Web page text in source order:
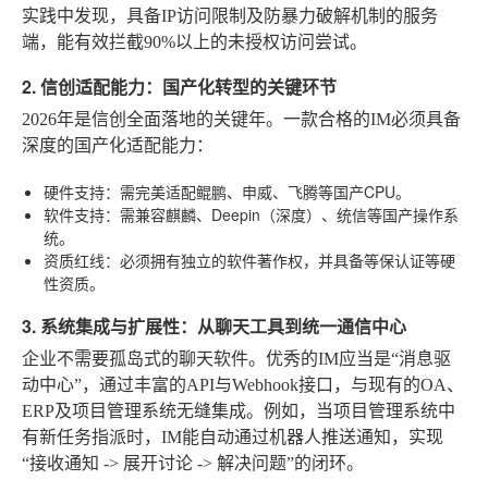
实践中发现，具备IP访问限制及防暴力破解机制的服务
端，能有效拦截90%以上的未授权访问尝试。
2. 信创适配能力：国产化转型的关键环节
2026年是信创全面落地的关键年。一款合格的IM必须具备
深度的国产化适配能力：
硬件支持：需完美适配鲲鹏、申威、飞腾等国产CPU。
软件支持：需兼容麒麟、Deepin（深度）、统信等国产操作系
统。
资质红线：必须拥有独立的软件著作权，并具备等保认证等硬
性资质。
3. 系统集成与扩展性：从聊天工具到统一通信中心
企业不需要孤岛式的聊天软件。优秀的IM应当是“消息驱
动中心”，通过丰富的API与Webhook接口，与现有的OA、
ERP及项目管理系统无缝集成。例如，当项目管理系统中
有新任务指派时，IM能自动通过机器人推送通知，实现
“接收通知 -> 展开讨论 -> 解决问题”的闭环。